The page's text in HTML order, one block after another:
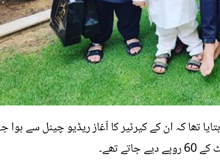
تھا کہ ان کے کیرئیر کا آغاز ریڈیو چینل سے
تھے۔